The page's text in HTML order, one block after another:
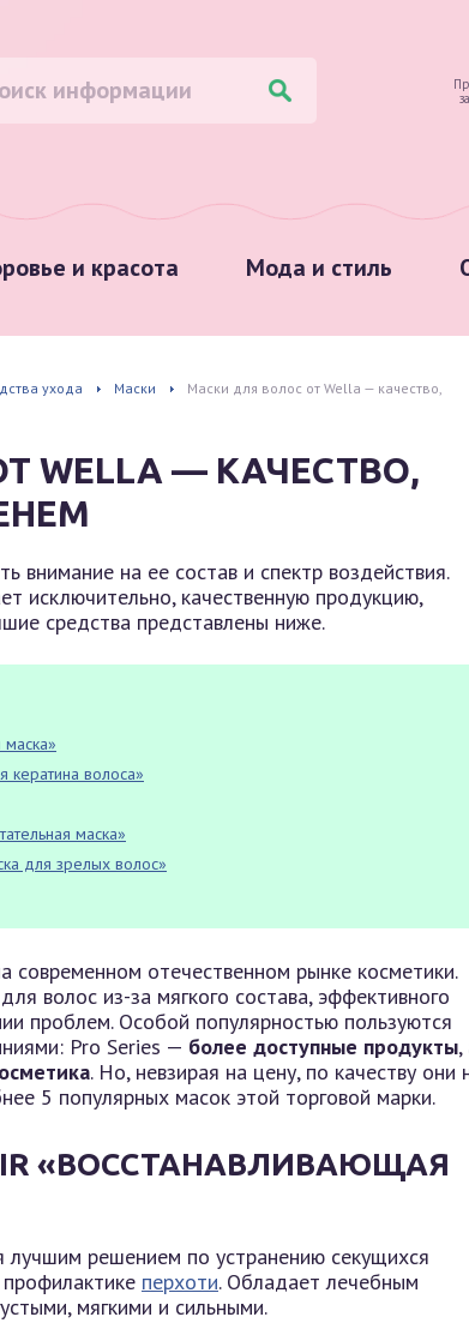
и красота Мода и стиль
ухода Маски
Маски для волос от Wella — качество,
WELLA — КАЧЕСТВО,
на ее состав и спектр воздействия.
исключительно, качественную продукцию,
средства представлены ниже.
кератина волоса»
маска»
для зрелых волос»
современном отечественном рынке косметики.
волос из-за мягкого состава, эффективного
проблем. Особой популярностью пользуются
Pro Series — более доступные продукты,
. Но, невзирая на цену, по качеству они
5 популярных масок этой торговой марки.
«ВОССТАНАВЛИВАЮЩАЯ
лучшим решением по устранению секущихся
перхоти. Обладает лечебным
мягкими и сильными.